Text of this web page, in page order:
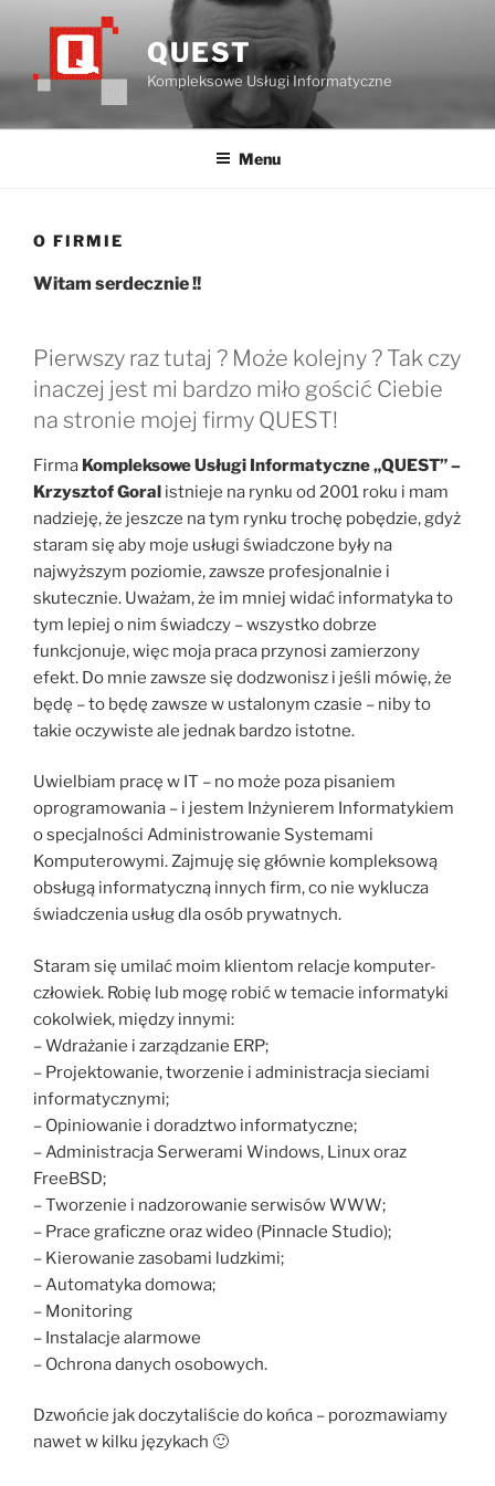
QUEST
Kompleksowe Usługi Informatyczne
Menu
O FIRMIE
Witam serdecznie !!
Pierwszy raz tutaj ? Może kolejny ? Tak czy
inaczej jest mi bardzo miło gościć Ciebie
na stronie mojej firmy QUEST!
Firma Kompleksowe Usługi Informatyczne „QUEST” –
Krzysztof Goral istnieje na rynku od 2001 roku i mam
nadzieję, że jeszcze na tym rynku trochę pobędzie, gdyż
staram się aby moje usługi świadczone były na
najwyższym poziomie, zawsze profesjonalnie i
skutecznie. Uważam, że im mniej widać informatyka to
tym lepiej o nim świadczy – wszystko dobrze
funkcjonuje, więc moja praca przynosi zamierzony
efekt. Do mnie zawsze się dodzwonisz i jeśli mówię, że
będę – to będę zawsze w ustalonym czasie – niby to
takie oczywiste ale jednak bardzo istotne.
Uwielbiam pracę w IT – no może poza pisaniem
oprogramowania – i jestem Inżynierem Informatykiem
o specjalności Administrowanie Systemami
Komputerowymi. Zajmuję się głównie kompleksową
obsługą informatyczną innych firm, co nie wyklucza
świadczenia usług dla osób prywatnych.
Staram się umilać moim klientom relacje komputer-
człowiek. Robię lub mogę robić w temacie informatyki
cokolwiek, między innymi:
– Wdrażanie i zarządzanie ERP;
– Projektowanie, tworzenie i administracja sieciami
informatycznymi;
– Opiniowanie i doradztwo informatyczne;
– Administracja Serwerami Windows, Linux oraz
FreeBSD;
– Tworzenie i nadzorowanie serwisów WWW;
– Prace graficzne oraz wideo (Pinnacle Studio);
– Kierowanie zasobami ludzkimi;
– Automatyka domowa;
– Monitoring
– Instalacje alarmowe
– Ochrona danych osobowych.
Dzwońcie jak doczytaliście do końca – porozmawiamy
nawet w kilku językach 🙂